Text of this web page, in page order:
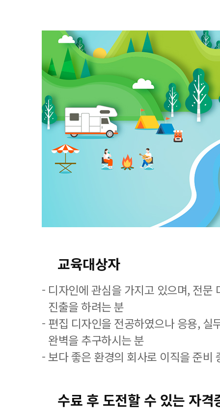
교육대상자
- 디자인에 관심을 가지고 있으며, 전문
진출을 하려는 분
- 편집 디자인을 전공하였으나 응용, 실
완벽을 추구하시는 분
- 보다 좋은 환경의 회사로 이직을 준비
수료 후 도전할 수 있는 자격